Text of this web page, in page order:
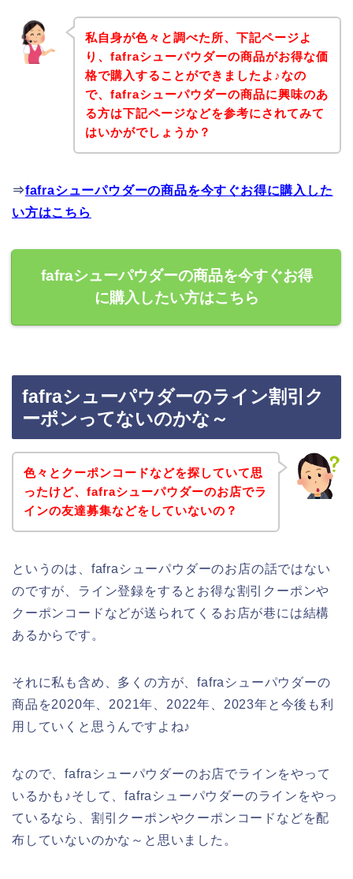
私自身が色々と調べた所、下記ページよ
り、fafraシューパウダーの商品がお得な価
格で購入することができましたよ♪なの
で、fafraシューパウダーの商品に興味のあ
る方は下記ページなどを参考にされてみて
はいかがでしょうか？
⇒fafraシューパウダーの商品を今すぐお得に購入した
い方はこちら
fafraシューパウダーの商品を今すぐお得
に購入したい方はこちら
fafraシューパウダーのライン割引ク
ーポンってないのかな～
色々とクーポンコードなどを探していて思
ったけど、fafraシューパウダーのお店でラ
インの友達募集などをしていないの？
というのは、fafraシューパウダーのお店の話ではない
のですが、ライン登録をするとお得な割引クーポンや
クーポンコードなどが送られてくるお店が巷には結構
あるからです。
それに私も含め、多くの方が、fafraシューパウダーの
商品を2020年、2021年、2022年、2023年と今後も利
用していくと思うんですよね♪
なので、fafraシューパウダーのお店でラインをやって
いるかも♪そして、fafraシューパウダーのラインをやっ
ているなら、割引クーポンやクーポンコードなどを配
布していないのかな～と思いました。